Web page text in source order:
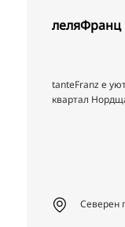
леляФранц
tanteFranz е
квартал
Северен